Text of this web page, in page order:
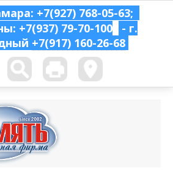
+7(927) 768-05-63;
+7(937) 79-70-100
- г.
+7(917) 160-26-68